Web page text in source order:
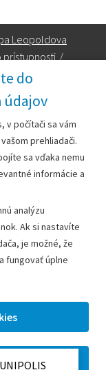
do
údajov
v počítači sa vám
prehliadači.
sa vďaka nemu
informácie a
analýzu
Ak si nastavíte
je možné, že
fungovať úplne
Leopoldova
prístupnosti /